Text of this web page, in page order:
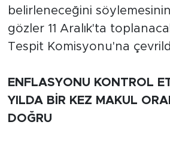
belirleneceğini
gözler 11 Aralık'ta
Tespit Komisyonu'na
ENFLASYONU KONTROL
YILDA BİR KEZ MAKUL
DOĞRU